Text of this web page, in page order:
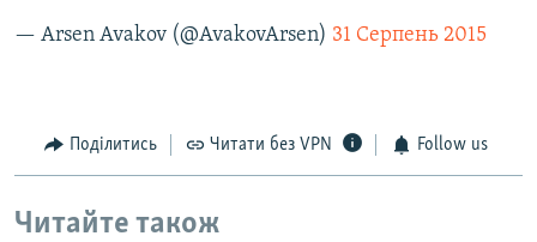
— Arsen Avakov (@AvakovArsen) 31 Серпень 2015
Поділитись Читати без VPN Follow us
Читайте також